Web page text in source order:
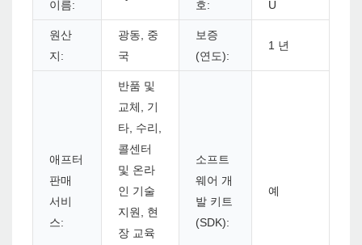
이름:
호:
U
원산
지:
광동, 중
국
보증
(연도):
1 년
애프터
판매
서비
스:
반품 및
교체, 기
타, 수리,
콜센터
및 온라
인 기술
지원, 현
장 교육
소프트
웨어 개
발 키트
(SDK):
예